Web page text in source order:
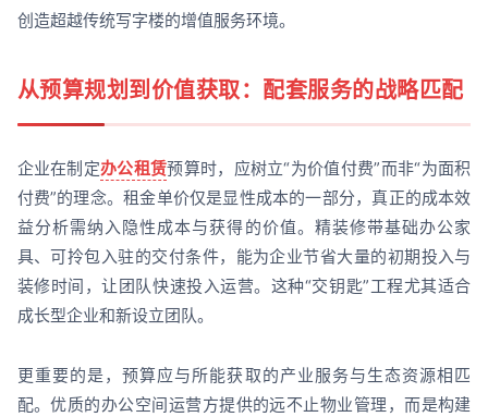
创造超越传统写字楼的增值服务环境。
从预算规划到价值获取：配套服务的战略匹配
企业在制定办公租赁预算时，应树立“为价值付费”而非“为面积
付费”的理念。租金单价仅是显性成本的一部分，真正的成本效
益分析需纳入隐性成本与获得的价值。精装修带基础办公家
具、可拎包入驻的交付条件，能为企业节省大量的初期投入与
装修时间，让团队快速投入运营。这种“交钥匙”工程尤其适合
成长型企业和新设立团队。
更重要的是，预算应与所能获取的产业服务与生态资源相匹
配。优质的办公空间运营方提供的远不止物业管理，而是构建